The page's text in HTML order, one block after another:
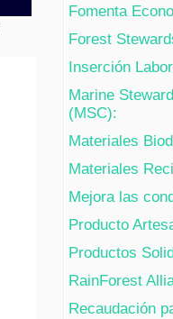
Fomenta
Forest
Inserción
Marine
(MSC):
Materiales
Materiales
Mejora las
Producto
Productos
RainForest
Recaudación